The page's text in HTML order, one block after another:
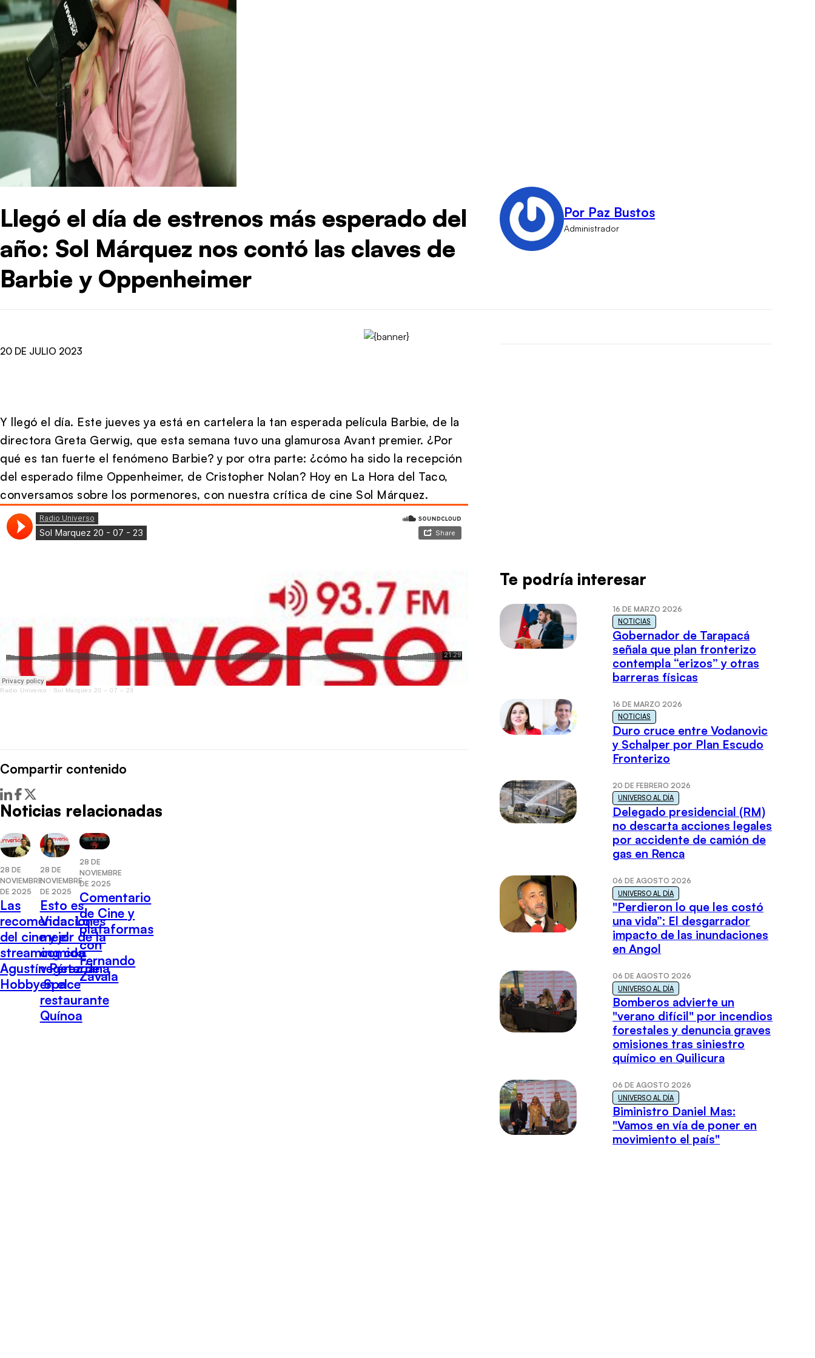
Llegó el día de estrenos más esperado del
año: Sol Márquez nos contó las claves de
Barbie y Oppenheimer
Por Paz Bustos
Administrador
20 DE JULIO 2023
Y llegó el día. Este jueves ya está en cartelera la tan esperada película Barbie, de la
directora Greta Gerwig, que esta semana tuvo una glamurosa Avant premier. ¿Por
qué es tan fuerte el fenómeno Barbie? y por otra parte: ¿cómo ha sido la recepción
del esperado filme Oppenheimer, de Cristopher Nolan? Hoy en La Hora del Taco,
conversamos sobre los pormenores, con nuestra crítica de cine Sol Márquez.
Radio Universo · Sol Marquez 20 – 07 – 23
Compartir contenido
Noticias relacionadas
28 DE
NOVIEMBRE
DE 2025
Las
recomendaciones
del cine y el
streaming con
Agustín Pérez de
Hobby Space
28 DE
NOVIEMBRE
DE 2025
Esto es
Vida: Lo
mejor de la
comida
vegetariana
en el
restaurante
Quínoa
28 DE
NOVIEMBRE
DE 2025
Comentario
de Cine y
plataformas
con
Fernando
Zavala
Te podría interesar
16 DE MARZO 2026
NOTICIAS
Gobernador de Tarapacá
señala que plan fronterizo
contempla “erizos” y otras
barreras físicas
16 DE MARZO 2026
NOTICIAS
Duro cruce entre Vodanovic
y Schalper por Plan Escudo
Fronterizo
20 DE FEBRERO 2026
UNIVERSO AL DÍA
Delegado presidencial (RM)
no descarta acciones legales
por accidente de camión de
gas en Renca
06 DE AGOSTO 2026
UNIVERSO AL DÍA
"Perdieron lo que les costó
una vida”: El desgarrador
impacto de las inundaciones
en Angol
06 DE AGOSTO 2026
UNIVERSO AL DÍA
Bomberos advierte un
"verano difícil" por incendios
forestales y denuncia graves
omisiones tras siniestro
químico en Quilicura
06 DE AGOSTO 2026
UNIVERSO AL DÍA
Biministro Daniel Mas:
"Vamos en vía de poner en
movimiento el país"